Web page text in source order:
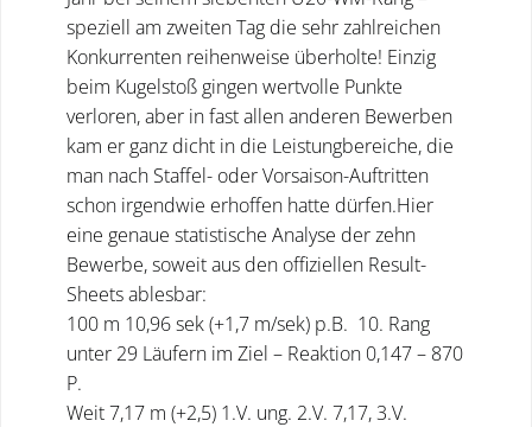
speziell am zweiten Tag die sehr zahlreichen
Konkurrenten reihenweise überholte! Einzig
beim Kugelstoß gingen wertvolle Punkte
verloren, aber in fast allen anderen Bewerben
kam er ganz dicht in die Leistungbereiche, die
man nach Staffel- oder Vorsaison-Auftritten
schon irgendwie erhoffen hatte dürfen.Hier
eine genaue statistische Analyse der zehn
Bewerbe, soweit aus den offiziellen Result-
Sheets ablesbar:
100 m 10,96 sek (+1,7 m/sek) p.B. 10. Rang
unter 29 Läufern im Ziel – Reaktion 0,147 – 870
P.
Weit 7,17 m (+2,5) 1.V. ung. 2.V. 7,17, 3.V.